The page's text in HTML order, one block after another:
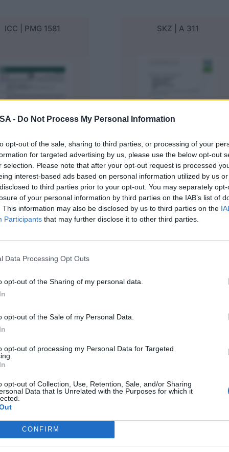
- Do Not Process My Personal Information
opt-out of the sale, sharing to third parties, or processing of your
for targeted advertising by us, please use the below opt-out
selection. Please note that after your opt-out request is processed
interest-based ads based on personal information utilized by us
to third parties prior to your opt-out. You may separately
of your personal information by third parties on the IAB’s list of
This information may also be disclosed by us to third parties on the
Participants that may further disclose it to other third parties.
Data Processing Opt Outs
opt-out of the Sharing of my personal data.
opt-out of the Sale of my Personal Data.
opt-out of processing my Personal Data for Targeted
opt-out of Collection, Use, Retention, Sale, and/or Sharing
Data that Is Unrelated with the Purposes for which it
CONFIRM
ICC | PMG 1581
Como-Pex
άδεια για Λήψη
SKZ | A 311
Como-Pex
Ζητήστε άδεια για Λήψη
ELBOW
QB 08 -
SA -
Como-Pex